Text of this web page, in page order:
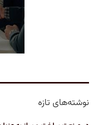
نوشته‌های تازه